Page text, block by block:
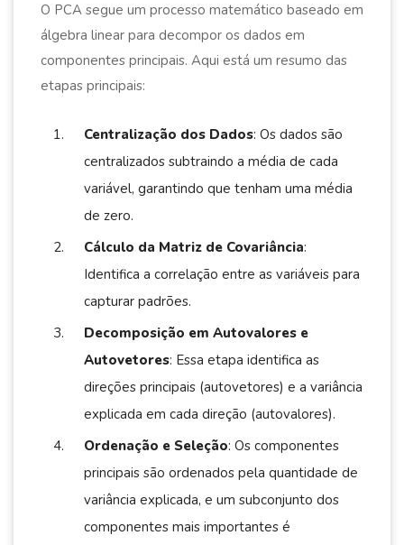
O PCA segue um processo matemático baseado em
álgebra linear para decompor os dados em
componentes principais. Aqui está um resumo das
etapas principais:
Centralização dos Dados: Os dados são
centralizados subtraindo a média de cada
variável, garantindo que tenham uma média
de zero.
Cálculo da Matriz de Covariância:
Identifica a correlação entre as variáveis para
capturar padrões.
Decomposição em Autovalores e
Autovetores: Essa etapa identifica as
direções principais (autovetores) e a variância
explicada em cada direção (autovalores).
Ordenação e Seleção: Os componentes
principais são ordenados pela quantidade de
variância explicada, e um subconjunto dos
componentes mais importantes é